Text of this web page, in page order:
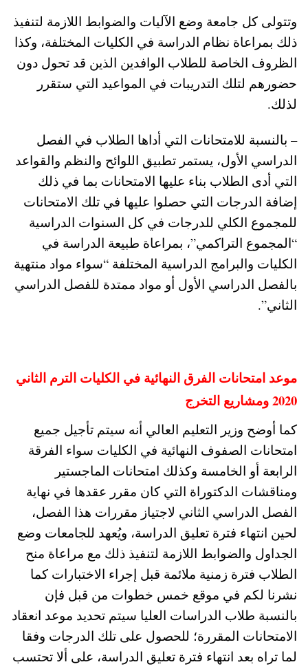
وتتولى كل جامعة وضع الآليات والضوابط اللازمة لتنفيذ
ذلك بمراعاة نظام الدراسة في الكليات المختلفة، وكذا
الظروف الخاصة للطلاب الوافدين الذين قد تحول دون
حضورهم لتلك التدريبات في المواعيد التي ستقرر
لذلك.
– بالنسبة للامتحانات التي أداها الطلاب في الفصل
الدراسي الأول، يستمر تطبيق اللوائح والنظم والقواعد
التي أدى الطلاب بناء عليها الامتحانات بما في ذلك
إضافة الدرجات التي حصلوا عليها في تلك الامتحانات
للمجموع الكلي للدرجات في كل السنوات الدراسية
“المجموع التراكمي”، بمراعاة طبيعة الدراسة في
الكليات والبرامج الدراسية المختلفة “سواء مواد منتهية
بالفصل الدراسي الأول أو مواد ممتدة للفصل الدراسي
الثاني”.
موعد امتحانات الفرق النهائية في الكليات الترم الثاني
2020 ومشاريع التخرج
كما أوضح وزير التعليم العالي أنه سيتم تأجيل جميع
امتحانات الصفوف النهائية في الكليات سواء الفرقة
الرابعة أو الخامسة وكذلك امتحانات الماجستير
ومناقشات الدكتوراة التي كان مقرر عقدها في نهاية
الفصل الدراسي الثاني لاجتياز مقررات هذا الفصل،
لحين انتهاء فترة تعليق الدراسة، ويُعهد للجامعات وضع
الجداول والضوابط اللازمة لتنفيذ ذلك مع مراعاة منح
الطلاب فترة زمنية ملائمة قبل إجراء الاختبارات كما
نشرنا لكم في موقع خمس خطوات من قبل فإن
بالنسبة طلاب الدراسات العليا سيتم تحديد موعد انعقاد
الامتحانات المقررة؛ للحصول على تلك الدرجات وفقا
لما تراه بعد انتهاء فترة تعليق الدراسة، على ألا تحتسب